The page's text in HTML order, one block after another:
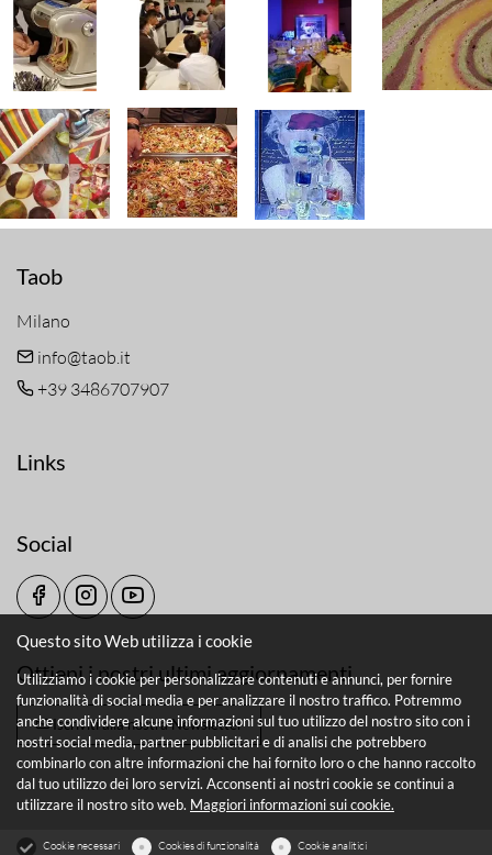
Taob
Milano
info@taob.it
+39 3486707907
Links
Social
Ottieni i nostri ultimi aggiornamenti
Iscriviti alla nostra Newsletter
Questo sito Web utilizza i cookie
Utilizziamo i cookie per personalizzare contenuti e annunci, per fornire
funzionalità di social media e per analizzare il nostro traffico. Potremmo
anche condividere alcune informazioni sul tuo utilizzo del nostro sito con i
nostri social media, partner pubblicitari e di analisi che potrebbero
combinarlo con altre informazioni che hai fornito loro o che hanno raccolto
dal tuo utilizzo dei loro servizi. Acconsenti ai nostri cookie se continui a
utilizzare il nostro sito web. Maggiori informazioni sui cookie.
Cookie necessari Cookies di funzionalità Cookie analitici